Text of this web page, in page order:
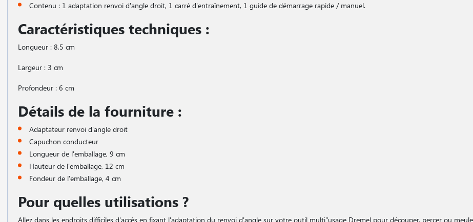
Contenu : 1 adaptation renvoi d'angle droit, 1 carré d'entraînement, 1 guide de démarrage rapide / manuel.
Caractéristiques techniques :
Longueur : 8,5 cm
Largeur : 3 cm
Profondeur : 6 cm
Détails de la fourniture :
Adaptateur renvoi d'angle droit
Capuchon conducteur
Longueur de l'emballage, 9 cm
Hauteur de l'emballage, 12 cm
Fondeur de l'emballage, 4 cm
Pour quelles utilisations ?
Allez dans les endroits difficiles d'accès en fixant l'adaptation du renvoi d'angle sur votre outil multi"usage Dremel pour découper, percer ou